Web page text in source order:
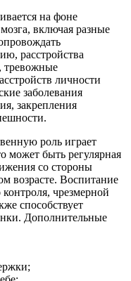
на фоне
включая разные
расстройства
тревожные
личности
заболевания
закрепления
роль играет
быть регулярная
со стороны
возрасте. Воспитание
чрезмерной
способствует
Дополнительные